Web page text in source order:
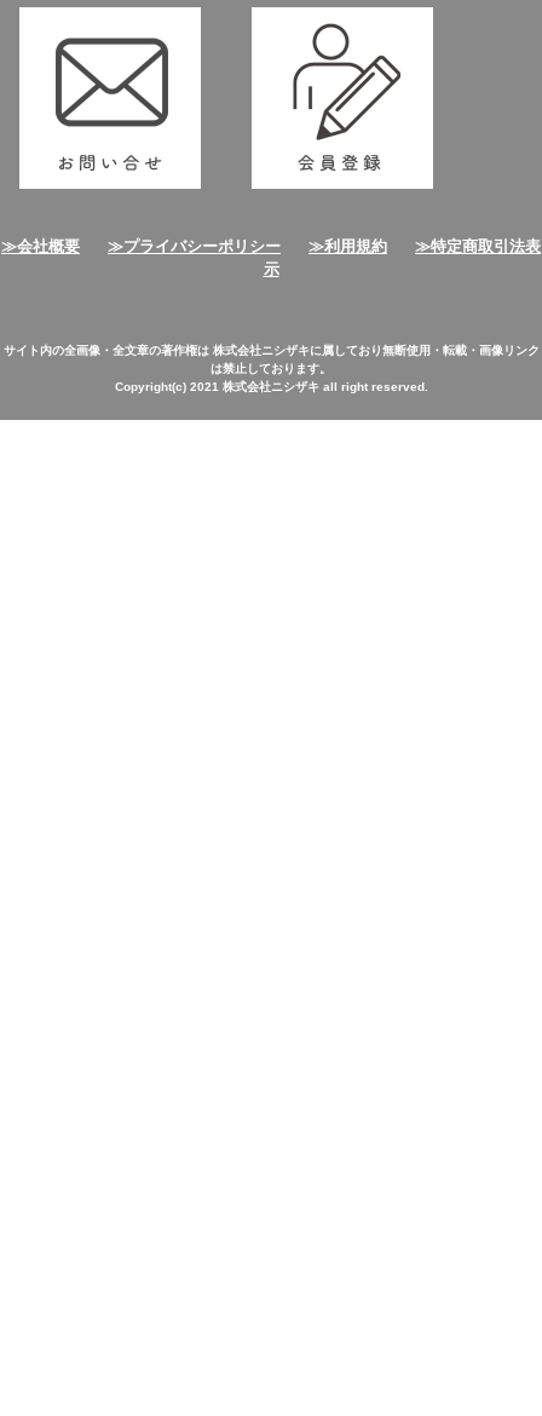
≫会社概要 ≫プライバシーポリシー ≫利用規約
≫特定商取引法表
示
サイト内の全画像・全文章の著作権は 株式会社ニシザキに属しており無断使用・転載・画像リンク
は禁止しております。
Copyright(c) 2021 株式会社ニシザキ all right reserved.